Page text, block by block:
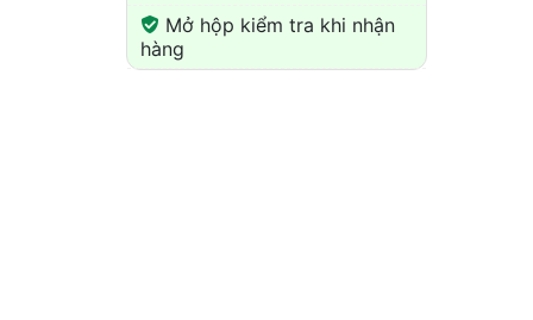
Mở hộp kiểm tra khi nhận
hàng